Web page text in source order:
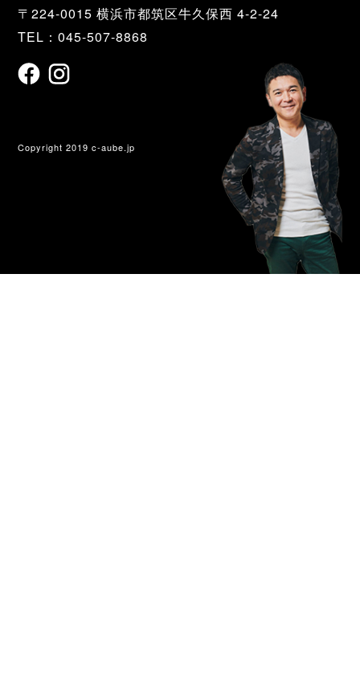
〒224-0015 横浜市都筑区牛久保西 4-2-24
TEL：045-507-8868
Copyright 2019 c-aube.jp